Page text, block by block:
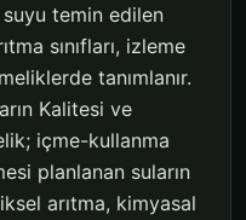
temin edilen
sınıfları, izleme
tanımlanır.
Kalitesi ve
içme-kullanma
planlanan suların
arıtma, kimyasal